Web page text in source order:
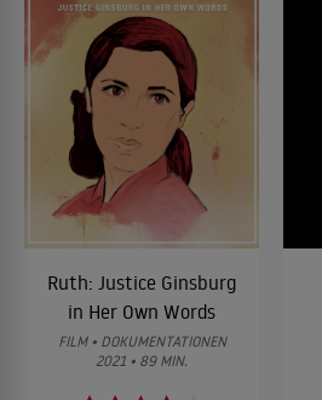
Ruth: Justice Ginsburg
in Her Own Words
FILM • DOKUMENTATIONEN
2021 • 89 MIN.